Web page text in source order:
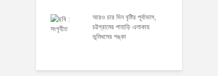
আরও চার দিন বৃষ্টির পূর্বাভাস,
চট্টগ্রামের পাহাড়ি এলাকায়
ভূমিধসের শঙ্কা